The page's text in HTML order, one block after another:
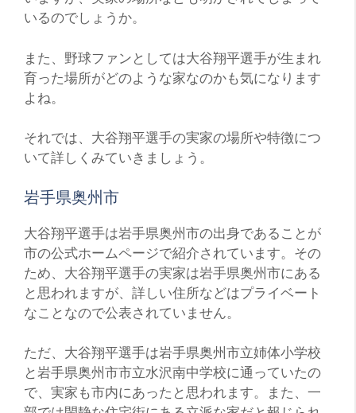
いるのでしょうか。
また、野球ファンとしては大谷翔平選手が生まれ
育った場所がどのような家なのかも気になります
よね。
それでは、大谷翔平選手の実家の場所や特徴につ
いて詳しくみていきましょう。
岩手県奥州市
大谷翔平選手は岩手県奥州市の出身であることが
市の公式ホームページで紹介されています。その
ため、大谷翔平選手の実家は岩手県奥州市にある
と思われますが、詳しい住所などはプライベート
なことなので公表されていません。
ただ、大谷翔平選手は岩手県奥州市立姉体小学校
と岩手県奥州市市立水沢南中学校に通っていたの
で、実家も市内にあったと思われます。また、一